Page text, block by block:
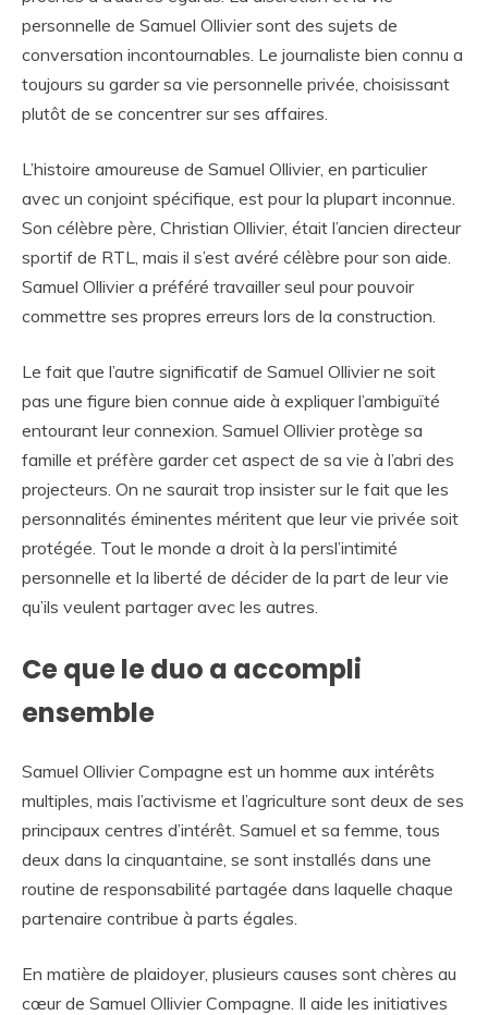
personnelle de Samuel Ollivier sont des sujets de
conversation incontournables. Le journaliste bien connu a
toujours su garder sa vie personnelle privée, choisissant
plutôt de se concentrer sur ses affaires.
L’histoire amoureuse de Samuel Ollivier, en particulier
avec un conjoint spécifique, est pour la plupart inconnue.
Son célèbre père, Christian Ollivier, était l’ancien directeur
sportif de RTL, mais il s’est avéré célèbre pour son aide.
Samuel Ollivier a préféré travailler seul pour pouvoir
commettre ses propres erreurs lors de la construction.
Le fait que l’autre significatif de Samuel Ollivier ne soit
pas une figure bien connue aide à expliquer l’ambiguïté
entourant leur connexion. Samuel Ollivier protège sa
famille et préfère garder cet aspect de sa vie à l’abri des
projecteurs. On ne saurait trop insister sur le fait que les
personnalités éminentes méritent que leur vie privée soit
protégée. Tout le monde a droit à la persl’intimité
personnelle et la liberté de décider de la part de leur vie
qu’ils veulent partager avec les autres.
Ce que le duo a accompli
ensemble
Samuel Ollivier Compagne est un homme aux intérêts
multiples, mais l’activisme et l’agriculture sont deux de ses
principaux centres d’intérêt. Samuel et sa femme, tous
deux dans la cinquantaine, se sont installés dans une
routine de responsabilité partagée dans laquelle chaque
partenaire contribue à parts égales.
En matière de plaidoyer, plusieurs causes sont chères au
cœur de Samuel Ollivier Compagne. Il aide les initiatives